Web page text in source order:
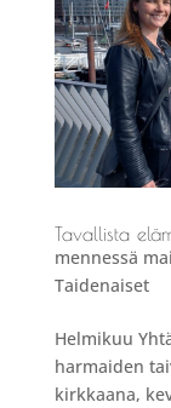
Tavallista
mennessä
Taidenaiset
Helmikuu
harmaiden
kirkkaana,